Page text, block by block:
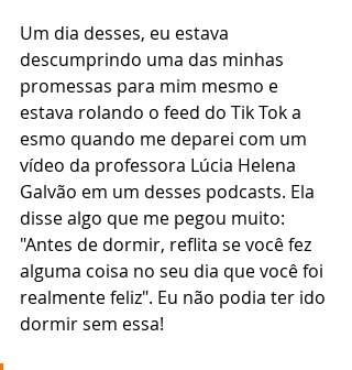
Um dia desses, eu estava
descumprindo uma das minhas
promessas para mim mesmo e
estava rolando o feed do Tik Tok a
esmo quando me deparei com um
vídeo da professora Lúcia Helena
Galvão em um desses podcasts. Ela
disse algo que me pegou muito:
"Antes de dormir, reflita se você fez
alguma coisa no seu dia que você foi
realmente feliz". Eu não podia ter ido
dormir sem essa!